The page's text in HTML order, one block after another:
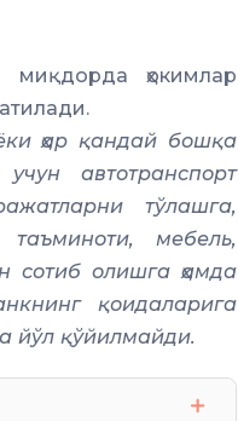
Халқ
миқдорда ҳокимлар
ҳар қандай бошқа
автотранспорт
тўлашга,
таъминоти, мебель,
сотиб олишга ҳамда
қоидаларига
йўл қўйилмайди.